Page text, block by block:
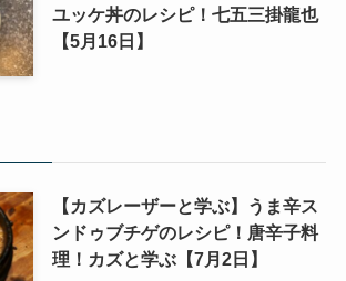
ユッケ丼のレシピ！七五三掛龍也
【5月16日】
【カズレーザーと学ぶ】うま辛ス
ンドゥブチゲのレシピ！唐辛子料
理！カズと学ぶ【7月2日】